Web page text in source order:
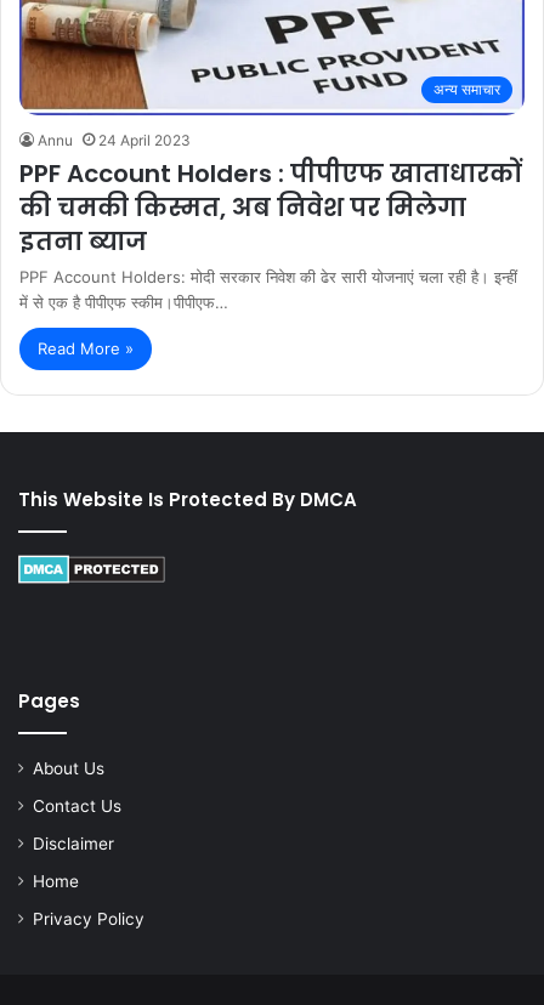
अन्य समाचार
Annu 24 April 2023
PPF Account Holders : पीपीएफ खाताधारकों
की चमकी किस्मत, अब निवेश पर मिलेगा
इतना ब्याज
PPF Account Holders: मोदी सरकार निवेश की ढेर सारी योजनाएं चला रही है। इन्हीं
में से एक है पीपीएफ स्कीम।पीपीएफ…
Read More »
This Website Is Protected By DMCA
Pages
About Us
Contact Us
Disclaimer
Home
Privacy Policy